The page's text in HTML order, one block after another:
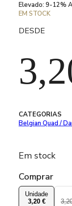
Elevado: 9-12%
EM STOCK
DESDE
CATEGORIAS
Belgian Quad /
Em stock
Comprar
Unidade
3,20 €